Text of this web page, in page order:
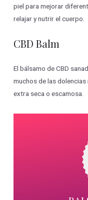
piel para mejorar
relajar y nutrir el cuerpo.
CBD Balm
El bálsamo de CBD
muchos de las
extra seca o escamosa.